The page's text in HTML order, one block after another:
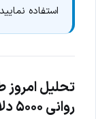
استفاده
تحلیل امروز
روانی ۵۰۰۰ دلار